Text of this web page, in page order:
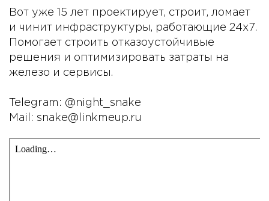
Вот уже 15 лет проектирует, строит, ломает
и чинит инфраструктуры, работающие 24х7.
Помогает строить отказоустойчивые
решения и оптимизировать затраты на
железо и сервисы.
Telegram: @night_snake
Mail: snake@linkmeup.ru